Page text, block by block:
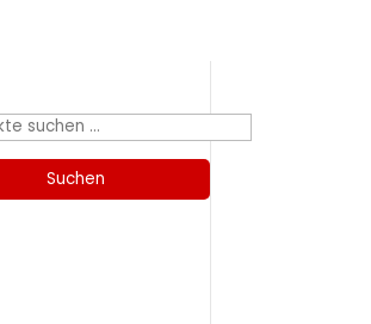
Suchen